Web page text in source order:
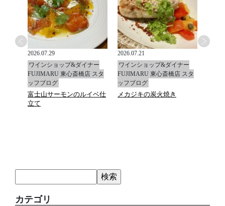
2026.07.29
ワインショップ&ダイナー
FUJIMARU 東心斎橋店 スタ
ッフブログ
富士山サーモンのルイベ仕
立て
2026.07.21
ワインショップ&ダイナー
FUJIMARU 東心斎橋店 スタ
ッフブログ
メカジキの炭火焼き
カテゴリ